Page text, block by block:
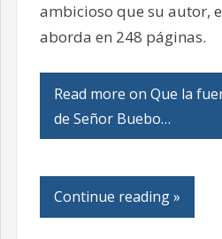
ambicioso que su autor,
aborda en 248 páginas.
Read more on Que la
de Señor Buebo…
Continue reading »